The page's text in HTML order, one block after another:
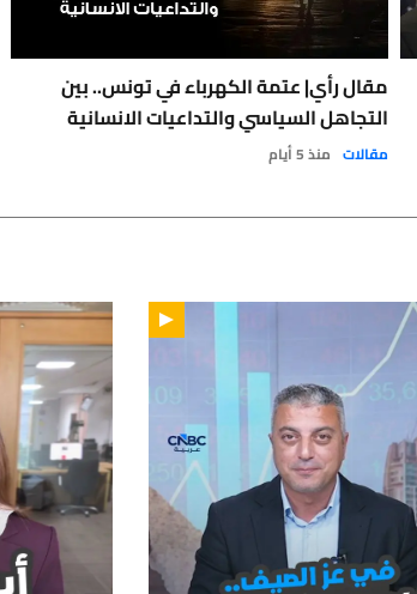
مقال رأي| عتمة الكهرباء في تونس.. بين
التجاهل السياسي والتداعيات الانسانية
مقالات منذ 5 أيام